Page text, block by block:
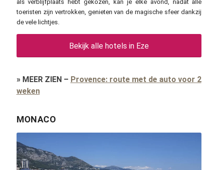
als verblijfplaats hebt gekozen, kan je elke avond, nadat alle
toeristen zijn vertrokken, genieten van de magische sfeer dankzij
de vele lichtjes.
Bekijk alle hotels in Eze
» MEER ZIEN– Provence: route met de auto voor 2
weken
MONACO